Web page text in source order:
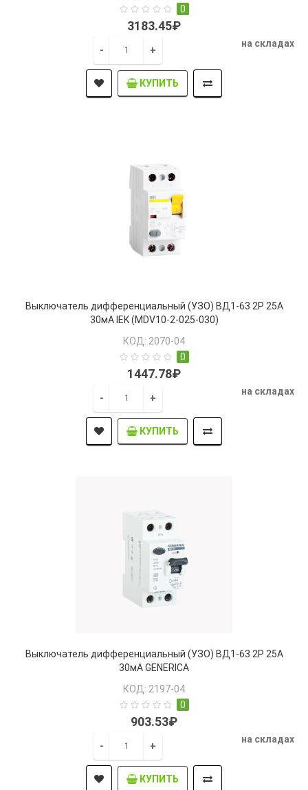
0
3183.45₽
- +
на складах
КУПИТЬ
Выключатель дифференциальный (УЗО) ВД1-63 2Р 25А
30мА IEK (MDV10-2-025-030)
КОД: 2070-04
0
1447.78₽
- +
на складах
КУПИТЬ
Выключатель дифференциальный (УЗО) ВД1-63 2Р 25А
30мА GENERICA
КОД: 2197-04
0
903.53₽
- +
на складах
КУПИТЬ